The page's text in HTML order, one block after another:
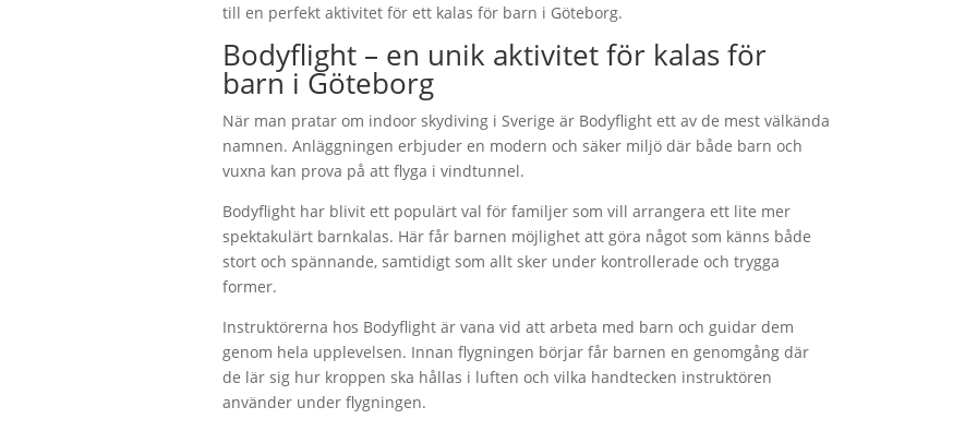
till en perfekt aktivitet för ett kalas för barn i Göteborg.
Bodyflight – en unik aktivitet för kalas för
barn i Göteborg
När man pratar om indoor skydiving i Sverige är Bodyflight ett av de mest välkända
namnen. Anläggningen erbjuder en modern och säker miljö där både barn och
vuxna kan prova på att flyga i vindtunnel.
Bodyflight har blivit ett populärt val för familjer som vill arrangera ett lite mer
spektakulärt barnkalas. Här får barnen möjlighet att göra något som känns både
stort och spännande, samtidigt som allt sker under kontrollerade och trygga
former.
Instruktörerna hos Bodyflight är vana vid att arbeta med barn och guidar dem
genom hela upplevelsen. Innan flygningen börjar får barnen en genomgång där
de lär sig hur kroppen ska hållas i luften och vilka handtecken instruktören
använder under flygningen.